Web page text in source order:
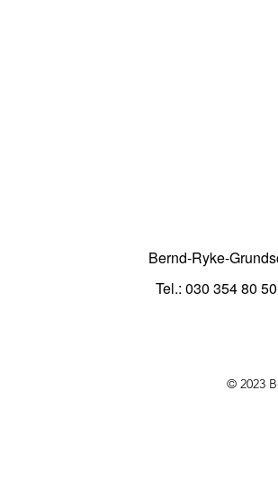
Bernd-Ryke-
Tel.: 030 354 80
© 2023